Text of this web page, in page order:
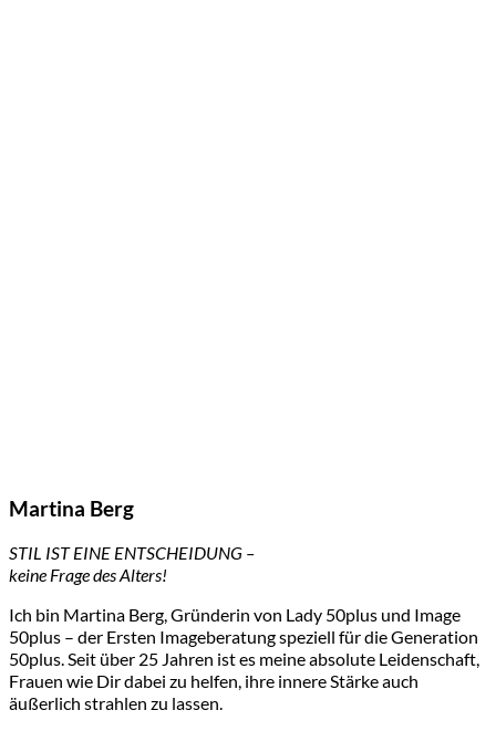
Martina Berg
STIL IST EINE ENTSCHEIDUNG –
keine Frage des Alters!
Ich bin Martina Berg, Gründerin von Lady 50plus und Image
50plus – der Ersten Imageberatung speziell für die Generation
50plus. Seit über 25 Jahren ist es meine absolute Leidenschaft,
Frauen wie Dir dabei zu helfen, ihre innere Stärke auch
äußerlich strahlen zu lassen.